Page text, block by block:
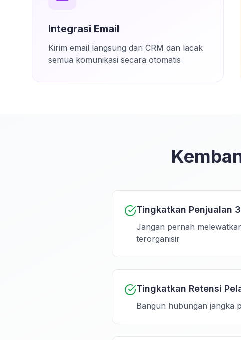
Integrasi Email
Kirim email langsung dari CRM dan lacak
semua komunikasi secara otomatis
Tingkatkan Penjualan
Jangan pernah
terorganisir
Tingkatkan Retensi
Bangun hubungan jangka